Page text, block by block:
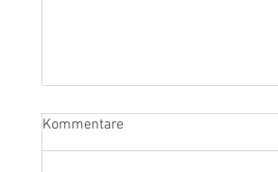
Kommentare